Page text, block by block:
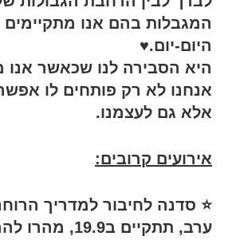
המגבלות בהם אנו מתקיימים
היום-יום.♥️
היא הסבירה לנו שכאשר אנו
אנחנו לא רק פותחים לו
אלא גם לעצמנו.
אירועים קרובים:
⭐️ סדנה לחיבור למדריך
ערב, תתקיים